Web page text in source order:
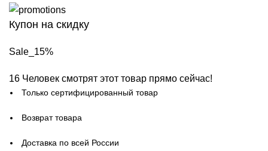
Купон на скидку
Sale_15%
16 Человек смотрят этот товар прямо сейчас!
Только сертифицированный товар
Возврат товара
Доставка по всей России